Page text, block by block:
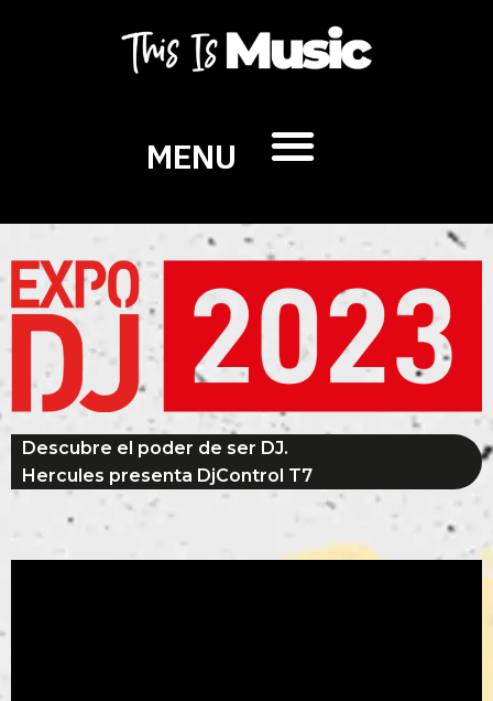
MENU
Descubre el poder de ser DJ.
Hercules presenta DjControl T7